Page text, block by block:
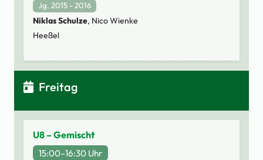
Jg. 2015 - 2016
Niklas Schulze, Nico Wienke
Heeßel
Freitag
U8 – Gemischt
15:00–16:30 Uhr